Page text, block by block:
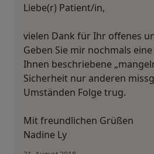
Liebe(r) Patient/in,
vielen Dank für Ihr offenes
Geben Sie mir nochmals
Ihnen beschriebene
Sicherheit nur anderen
Umständen Folge trug.
Mit freundlichen Grüßen
Nadine Ly